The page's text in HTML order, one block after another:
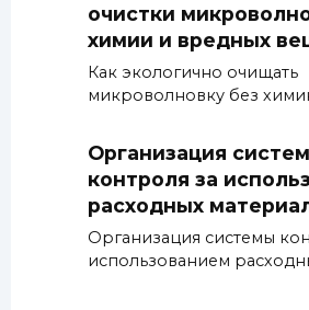
очистки
химии и вредных
Как экологично очищать
микроволновку без
Организация
контроля за
расходных
Организация системы
использованием